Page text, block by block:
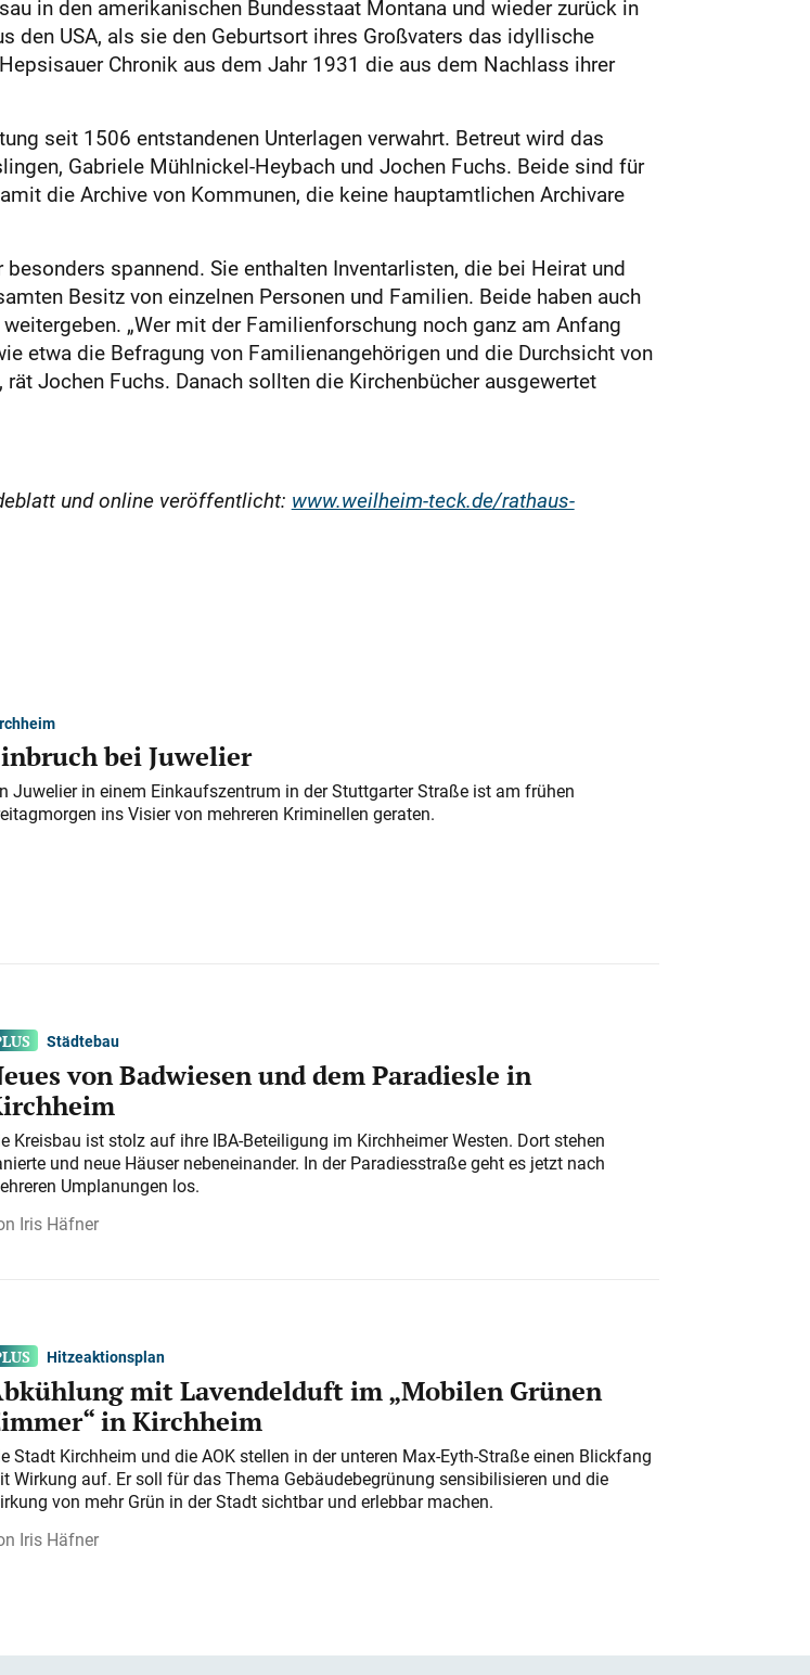
in den amerikanischen Bundesstaat Montana und wieder zurück in
den USA, als sie den Geburtsort ihres Großvaters das idyllische
Chronik aus dem Jahr 1931 die aus dem Nachlass ihrer
seit 1506 entstandenen Unterlagen verwahrt. Betreut wird das
Gabriele Mühlnickel-Heybach und Jochen Fuchs. Beide sind für
die Archive von Kommunen, die keine hauptamtlichen Archivare
spannend. Sie enthalten Inventarlisten, die bei Heirat und
Besitz von einzelnen Personen und Familien. Beide haben auch
„Wer mit der Familienforschung noch ganz am Anfang
etwa die Befragung von Familienangehörigen und die Durchsicht von
Jochen Fuchs. Danach sollten die Kirchenbücher ausgewertet
und online veröffentlicht: www.weilheim-teck.de/rathaus-
bei Juwelier
Juwelier in einem Einkaufszentrum in der Stuttgarter Straße ist am frühen
ins Visier von mehreren Kriminellen geraten.
Städtebau
von Badwiesen und dem Paradiesle in
Kreisbau ist stolz auf ihre IBA-Beteiligung im Kirchheimer Westen. Dort stehen
und neue Häuser nebeneinander. In der Paradiesstraße geht es jetzt nach
Umplanungen los.
Iris Häfner
Hitzeaktionsplan
mit Lavendelduft im „Mobilen Grünen
in Kirchheim
Stadt Kirchheim und die AOK stellen in der unteren Max-Eyth-Straße einen Blickfang
Wirkung auf. Er soll für das Thema Gebäudebegrünung sensibilisieren und die
von mehr Grün in der Stadt sichtbar und erlebbar machen.
Iris Häfner